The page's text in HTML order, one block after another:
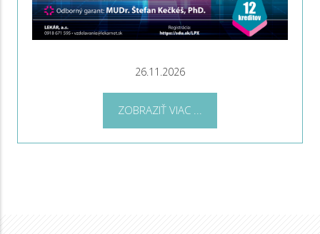
26.11.2026
ZOBRAZIŤ VIAC ...